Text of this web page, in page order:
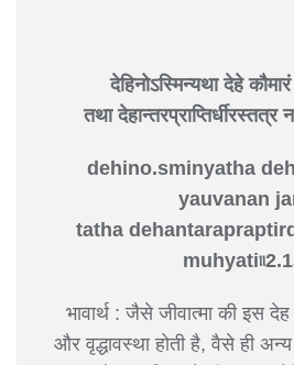
देहिनोऽस्मिन्यथा देहे
तथा
dehino.sminyatha
yauvanan
tatha
भावार्थ : जैसे जीवात्मा की इस
और वृद्धावस्था होती है, वैसे ही अन्य